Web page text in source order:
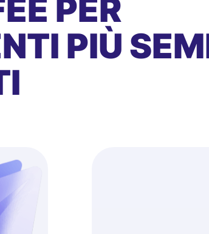
PER
PIÙ